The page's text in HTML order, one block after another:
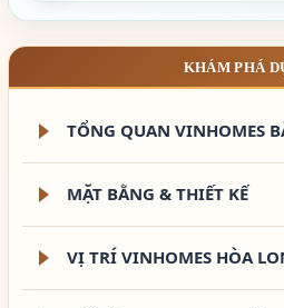
KHÁM PHÁ
TỔNG QUAN VINHOMES
MẶT BẰNG & THIẾT KẾ
VỊ TRÍ VINHOMES HÒA